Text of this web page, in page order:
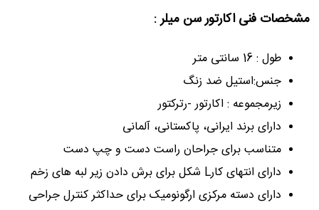
مشخصات فنی اکارتور سن میلر :
طول : 16 سانتی متر
جنس:استیل ضد زنگ
زیرمجموعه : اکارتور -رترکتور
دارای برند ایرانی، پاکستانی، آلمانی
متناسب برای جراحان راست دست و چپ دست
دارای انتهای کارL شکل برای برش دادن زیر لبه های زخم
دارای دسته مرکزی ارگونومیک برای حداکثر کنترل جراحی